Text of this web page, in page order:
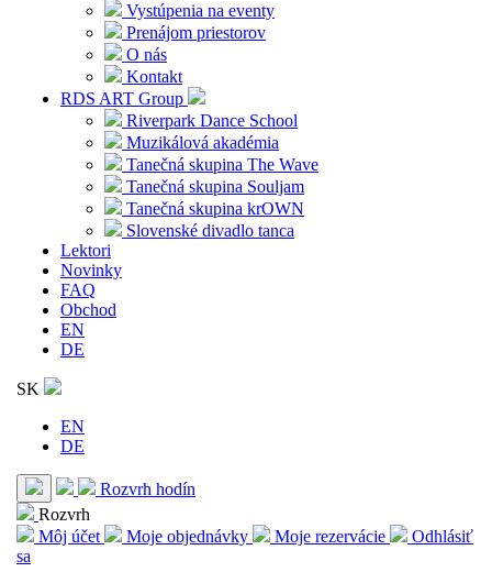
Vystúpenia na eventy
Prenájom priestorov
O nás
Kontakt
RDS ART Group
Riverpark Dance School
Muzikálová akadémia
Tanečná skupina The Wave
Tanečná skupina Souljam
Tanečná skupina krOWN
Slovenské divadlo tanca
Lektori
Novinky
FAQ
Obchod
EN
DE
SK
EN
DE
Rozvrh hodín
Rozvrh
Môj účet
Moje objednávky Moje rezervácie
Odhlásiť
sa